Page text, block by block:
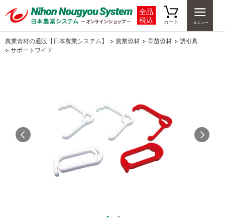
全品
税込
カート
農業資材の通販【日本農業システム】 > 農業資材 > 育苗資材 > 誘引具
> サポートワイド